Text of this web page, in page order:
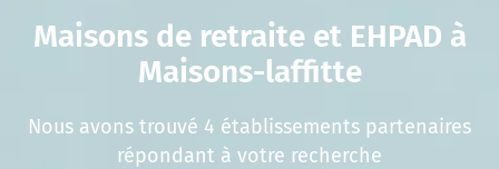
Maisons de retraite et EHPAD à
Maisons-laffitte
Nous avons trouvé 4 établissements partenaires
répondant à votre recherche